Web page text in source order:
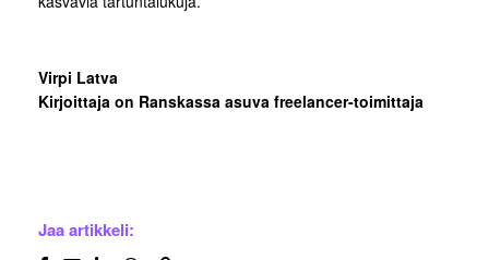
Virpi Latva
Kirjoittaja on Ranskassa asuva freelancer-toimittaja
Jaa artikkeli: